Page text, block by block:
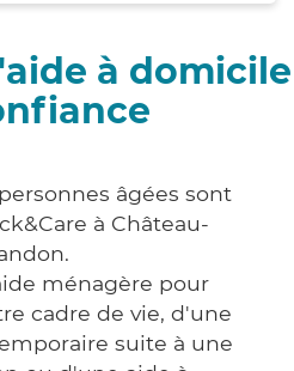
à domicile
âgées sont
à Château-
ménagère pour
cadre de vie, d'une
suite à une